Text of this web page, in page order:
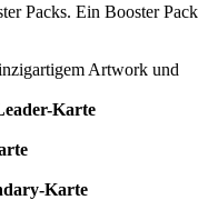
Packs. Ein Booster Pack
Artwork und
Karte
Karte